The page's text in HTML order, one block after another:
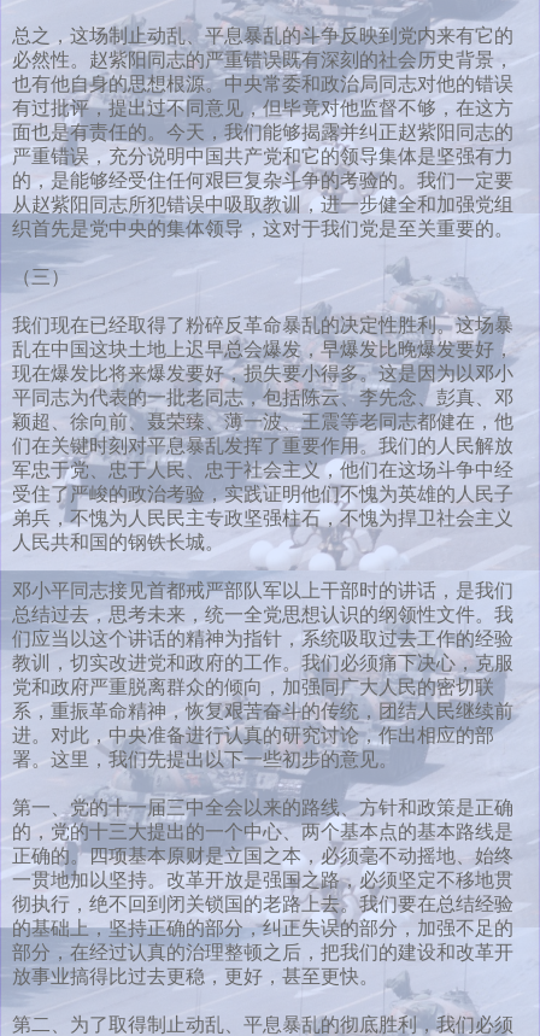
总之，这场制止动乱、平息暴乱的斗争反映到党内来有它的
必然性。赵紫阳同志的严重错误既有深刻的社会历史背景，
也有他自身的思想根源。中央常委和政治局同志对他的错误
有过批评，提出过不同意见，但毕竟对他监督不够，在这方
面也是有责任的。今天，我们能够揭露并纠正赵紫阳同志的
严重错误，充分说明中国共产党和它的领导集体是坚强有力
的，是能够经受住任何艰巨复杂斗争的考验的。我们一定要
从赵紫阳同志所犯错误中吸取教训，进一步健全和加强党组
织首先是党中央的集体领导，这对于我们党是至关重要的。
（三）
我们现在已经取得了粉碎反革命暴乱的决定性胜利。这场暴
乱在中国这块土地上迟早总会爆发，早爆发比晚爆发要好，
现在爆发比将来爆发要好，损失要小得多。这是因为以邓小
平同志为代表的一批老同志，包括陈云、李先念、彭真、邓
颖超、徐向前、聂荣臻、薄一波、王震等老同志都健在，他
们在关键时刻对平息暴乱发挥了重要作用。我们的人民解放
军忠于党、忠于人民、忠于社会主义，他们在这场斗争中经
受住了严峻的政治考验，实践证明他们不愧为英雄的人民子
弟兵，不愧为人民民主专政坚强柱石，不愧为捍卫社会主义
人民共和国的钢铁长城。
邓小平同志接见首都戒严部队军以上干部时的讲话，是我们
总结过去，思考未来，统一全党思想认识的纲领性文件。我
们应当以这个讲话的精神为指针，系统吸取过去工作的经验
教训，切实改进党和政府的工作。我们必须痛下决心，克服
党和政府严重脱离群众的倾向，加强同广大人民的密切联
系，重振革命精神，恢复艰苦奋斗的传统，团结人民继续前
进。对此，中央准备进行认真的研究讨论，作出相应的部
署。这里，我们先提出以下一些初步的意见。
第一、党的十一届三中全会以来的路线、方针和政策是正确
的，党的十三大提出的一个中心、两个基本点的基本路线是
正确的。四项基本原财是立国之本，必须毫不动摇地、始终
一贯地加以坚持。改革开放是强国之路，必须坚定不移地贯
彻执行，绝不回到闭关锁国的老路上去。我们要在总结经验
的基础上，坚持正确的部分，纠正失误的部分，加强不足的
部分，在经过认真的治理整顿之后，把我们的建设和改革开
放事业搞得比过去更稳，更好，甚至更快。
第二、为了取得制止动乱、平息暴乱的彻底胜利，我们必须